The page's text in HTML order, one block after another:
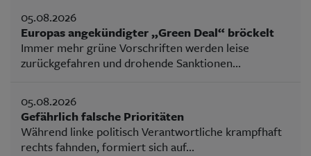
05.08.2026
Europas angekündigter „Green Deal“ bröckelt
Immer mehr grüne Vorschriften werden leise
zurückgefahren und drohende Sanktionen...
05.08.2026
Gefährlich falsche Prioritäten
Während linke politisch Verantwortliche krampfhaft
rechts fahnden, formiert sich auf...